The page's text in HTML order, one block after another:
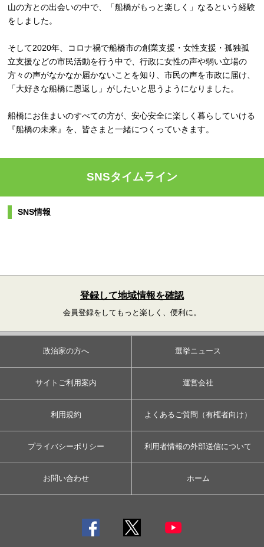
山の方との出会いの中で、「船橋がもっと楽しく」なるという経験
をしました。
そして2020年、コロナ禍で船橋市の創業支援・女性支援・孤独孤
立支援などの市民活動を行う中で、行政に女性の声や弱い立場の
方々の声がなかなか届かないことを知り、市民の声を市政に届け、
「大好きな船橋に恩返し」がしたいと思うようになりました。
船橋にお住まいのすべての方が、安心安全に楽しく暮らしていける
『船橋の未来』を、皆さまと一緒につくっていきます。
SNSタイムライン
SNS情報
登録して地域情報を確認
会員登録をしてもっと楽しく、便利に。
政治家の方へ 選挙ニュース
サイトご利用案内 運営会社
利用規約 よくあるご質問（有権者向け）
プライバシーポリシー 利用者情報の外部送信について
お問い合わせ ホーム